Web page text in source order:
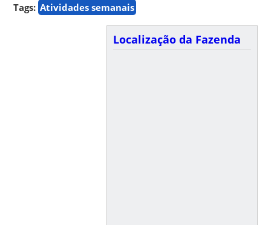
Tags: Atividades semanais
Localização da Fazenda